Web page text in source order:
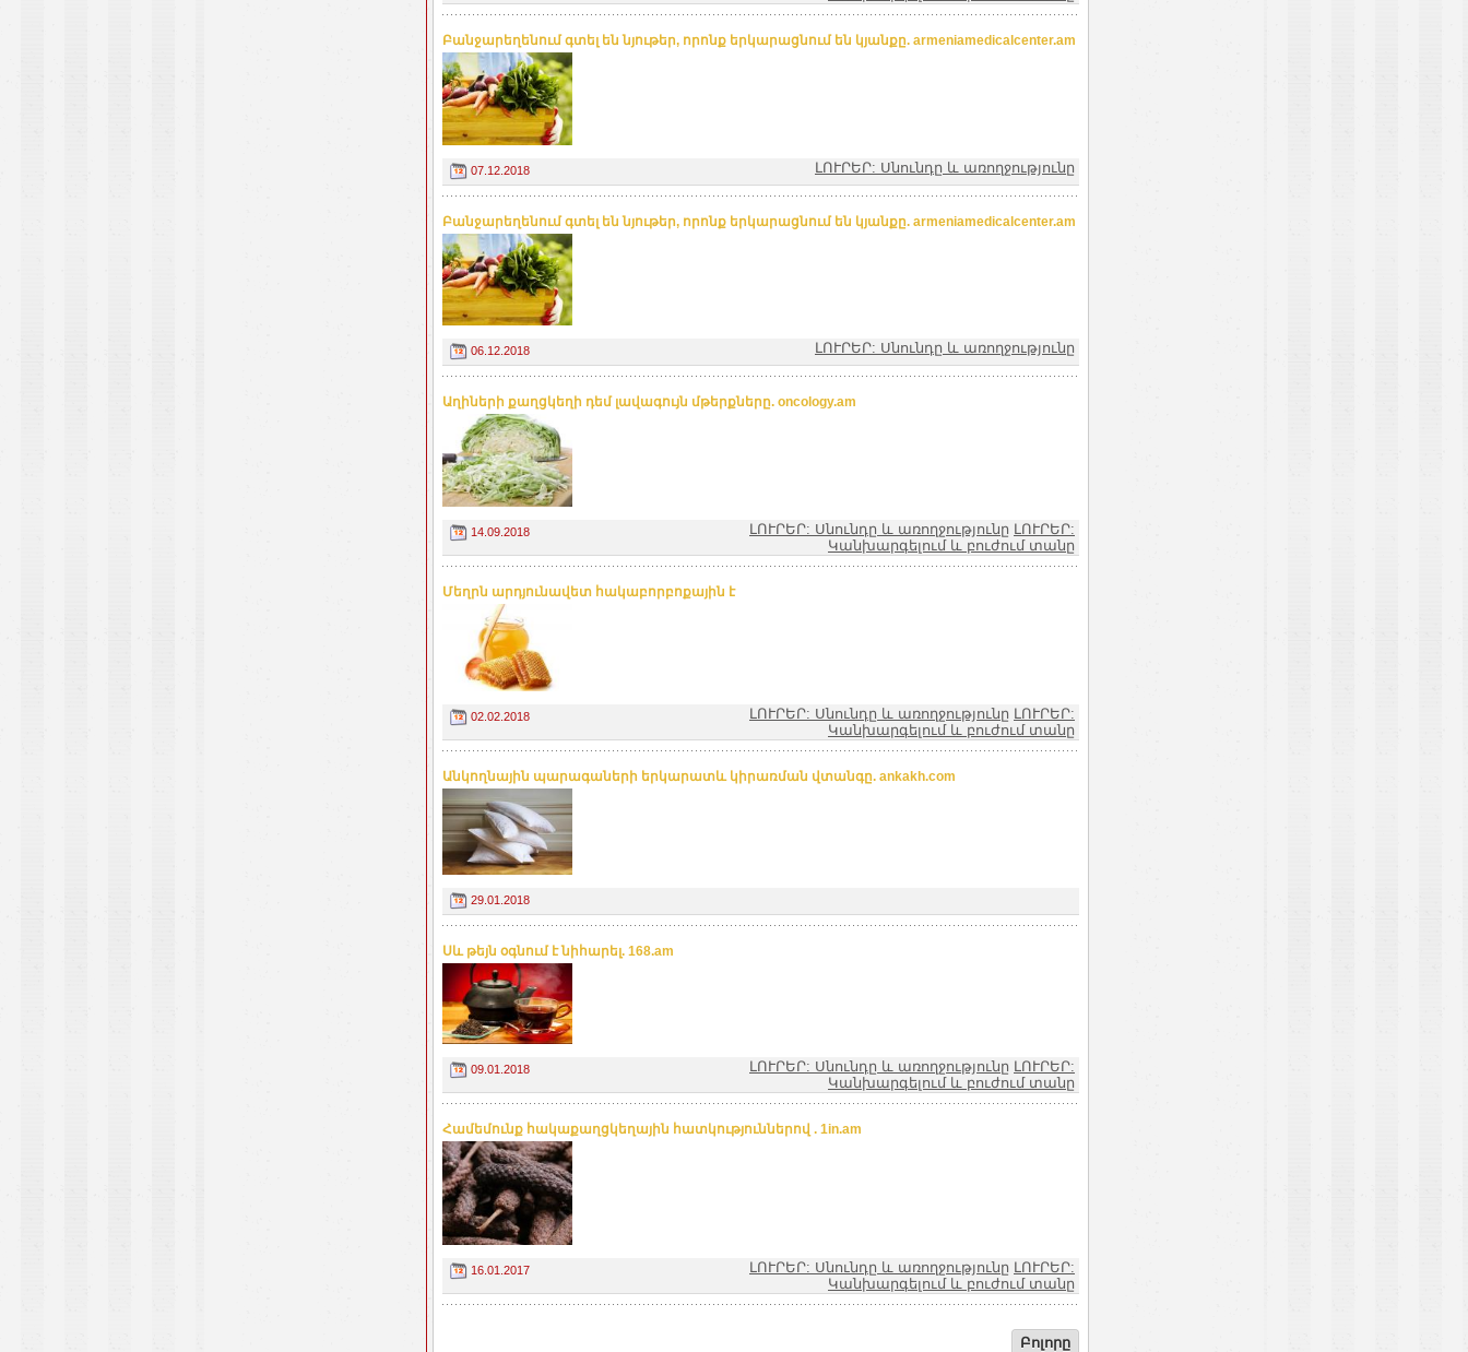
Բանջարեղենում գտել են նյութեր, որոնք երկարացնում են կյանքը. armeniamedicalcenter.am
07.12.2018 ԼՈՒՐԵՐ: Սնունդը և առողջությունը
Բանջարեղենում գտել են նյութեր, որոնք երկարացնում են կյանքը. armeniamedicalcenter.am
06.12.2018 ԼՈՒՐԵՐ: Սնունդը և առողջությունը
Աղիների քաղցկեղի դեմ լավագույն մթերքները. oncology.am
14.09.2018 ԼՈՒՐԵՐ: Սնունդը և առողջությունը ԼՈՒՐԵՐ:
Կանխարգելում և բուժում տանը
Մեղրն արդյունավետ հակաբորբոքային է
02.02.2018 ԼՈՒՐԵՐ: Սնունդը և առողջությունը ԼՈՒՐԵՐ:
Կանխարգելում և բուժում տանը
Անկողնային պարագաների երկարատև կիրառման վտանգը. ankakh.com
29.01.2018
Սև թեյն օգնում է նիհարել. 168.am
09.01.2018 ԼՈՒՐԵՐ: Սնունդը և առողջությունը ԼՈՒՐԵՐ:
Կանխարգելում և բուժում տանը
Համեմունք հակաքաղցկեղային հատկություններով . 1in.am
16.01.2017 ԼՈՒՐԵՐ: Սնունդը և առողջությունը ԼՈՒՐԵՐ:
Կանխարգելում և բուժում տանը
Բոլորը